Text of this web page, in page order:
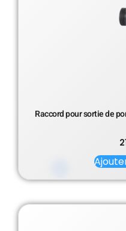
Raccord pour sortie de